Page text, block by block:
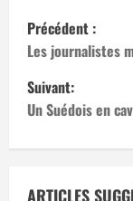
N
a
v
Précédent :
Les journalistes
Suivant:
Un Suédois en
ARTICLES